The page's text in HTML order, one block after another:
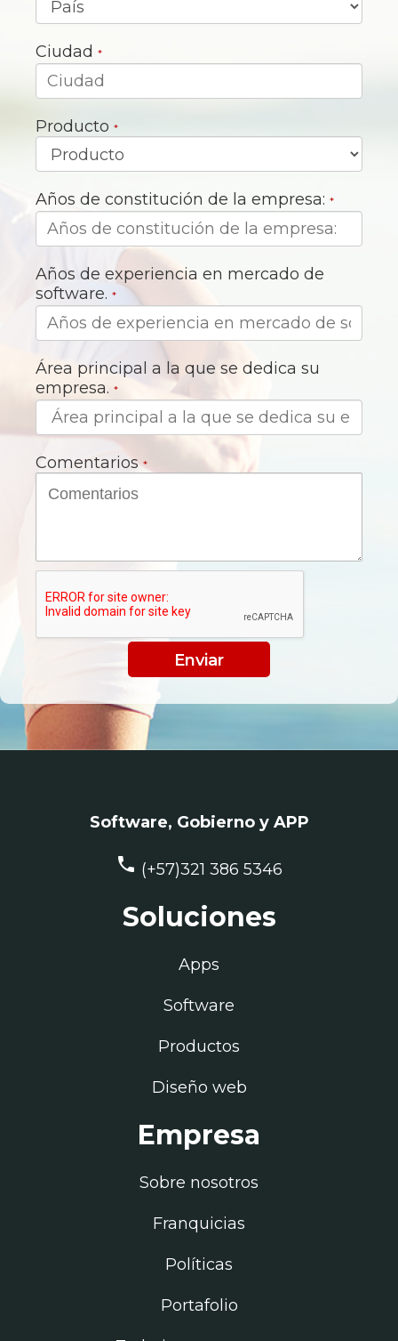
Ciudad *
Producto *
Años de constitución de la empresa: *
Años de experiencia en mercado de
software. *
Área principal a la que se dedica su
empresa. *
Comentarios*
Software, Gobierno y APP
phone (+57)321 386 5346
Soluciones
Apps
Software
Productos
Diseño web
Empresa
Sobre nosotros
Franquicias
Políticas
Portafolio